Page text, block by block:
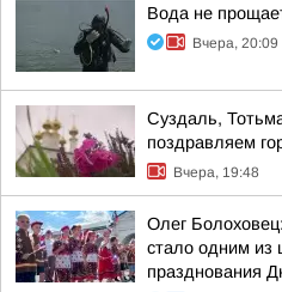
Вода не
Вчера, 20:09
Суздаль,
поздравляем
Вчера, 19:48
Олег
стало одним из
празднования